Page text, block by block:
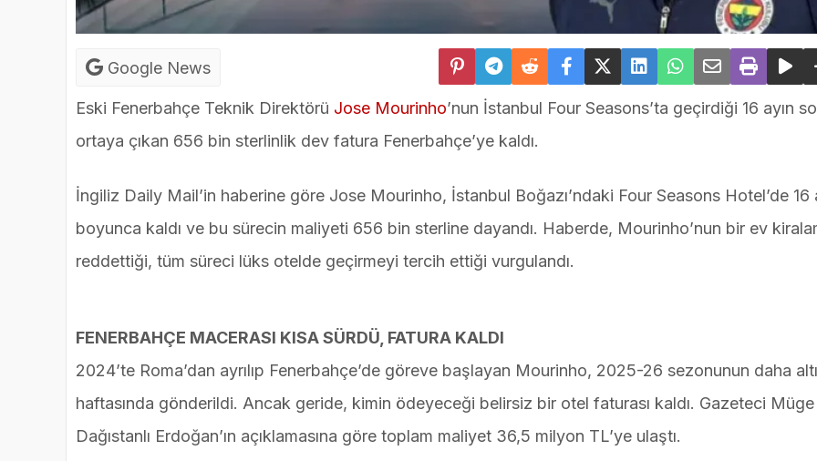
Google News
Eski Fenerbahçe Teknik Direktörü Jose Mourinho’nun İstanbul Four Seasons’ta geçirdiği 16 ayın
ortaya çıkan 656 bin sterlinlik dev fatura Fenerbahçe’ye kaldı.
İngiliz Daily Mail’in haberine göre Jose Mourinho, İstanbul Boğazı’ndaki Four Seasons Hotel’de 16
boyunca kaldı ve bu sürecin maliyeti 656 bin sterline dayandı. Haberde, Mourinho’nun bir ev
reddettiği, tüm süreci lüks otelde geçirmeyi tercih ettiği vurgulandı.
FENERBAHÇE MACERASI KISA SÜRDÜ, FATURA KALDI
2024’te Roma’dan ayrılıp Fenerbahçe’de göreve başlayan Mourinho, 2025-26 sezonunun daha
haftasında gönderildi. Ancak geride, kimin ödeyeceği belirsiz bir otel faturası kaldı. Gazeteci Müge
Dağıstanlı Erdoğan’ın açıklamasına göre toplam maliyet 36,5 milyon TL’ye ulaştı.